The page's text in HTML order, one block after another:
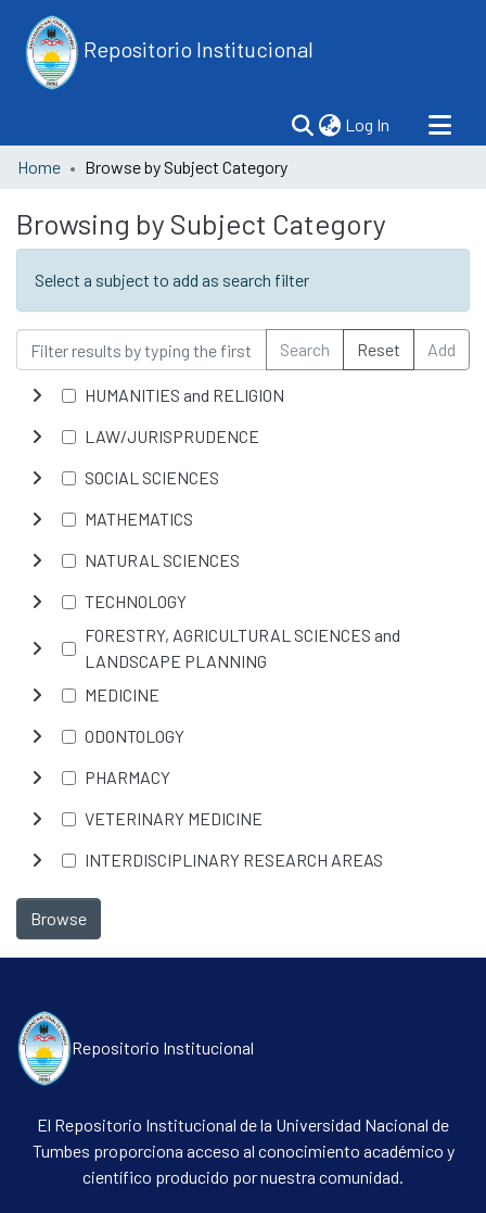
Repositorio Institucional
Log In (current)
Communities & Collections
Home Browse by Subject Category
Browsing by Subject Category
Select a subject to add as search filter
Search Reset Add
HUMANITIES and RELIGION
LAW/JURISPRUDENCE
SOCIAL SCIENCES
MATHEMATICS
NATURAL SCIENCES
TECHNOLOGY
FORESTRY, AGRICULTURAL SCIENCES and
LANDSCAPE PLANNING
MEDICINE
ODONTOLOGY
PHARMACY
VETERINARY MEDICINE
INTERDISCIPLINARY RESEARCH AREAS
Browse
Repositorio Institucional
El Repositorio Institucional de la Universidad Nacional de
Tumbes proporciona acceso al conocimiento académico y
científico producido por nuestra comunidad.